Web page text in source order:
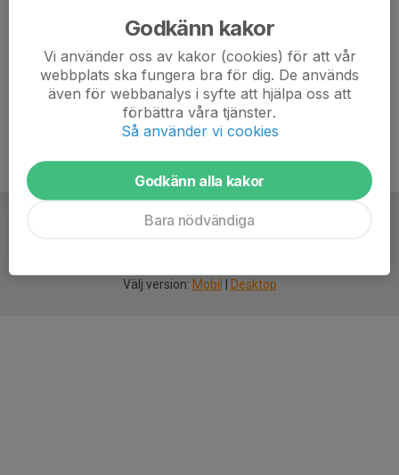
Välj version: Mobil Desktop
Godkänn kakor
Vi använder oss av kakor (cookies) för att vår
webbplats ska fungera bra för dig. De används
även för webbanalys i syfte att hjälpa oss att
förbättra våra tjänster.
Så använder vi cookies
Godkänn alla kakor
Bara nödvändiga